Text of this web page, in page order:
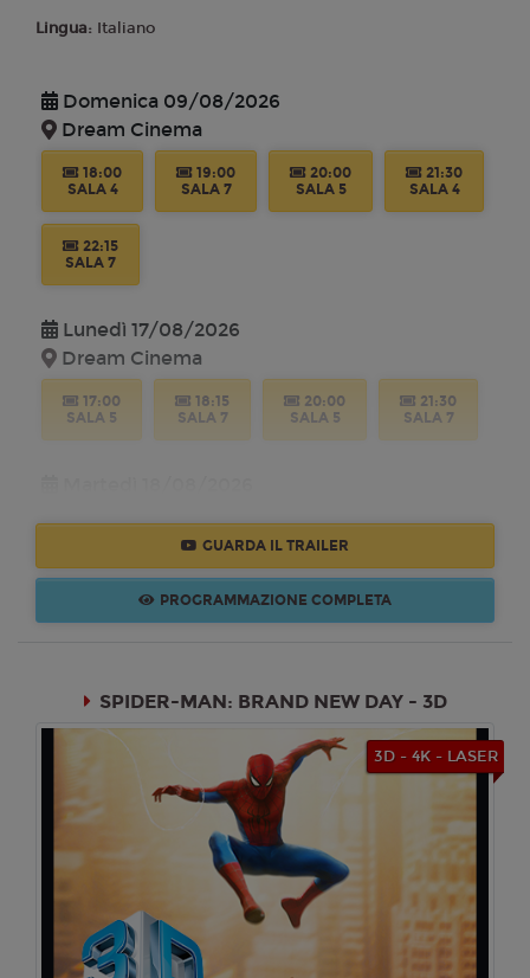
Lingua: Italiano
Domenica 09/08/2026
Dream Cinema
18:00
SALA 4
19:00
SALA 7
20:00
SALA 5
21:30
SALA 4
22:15
SALA 7
Lunedì 17/08/2026
Dream Cinema
17:00
SALA 5
18:15
SALA 7
20:00
SALA 5
21:30
SALA 7
SALA 5
18:15
SALA 7
20:00
SALA 5
SALA 7
17:00
SALA 5
18:15
20:00
21:30
SALA 7
GUARDA IL TRAILER
PROGRAMMAZIONE COMPLETA
SPIDER-MAN: BRAND NEW DAY - 3D
3D - 4K - LASER